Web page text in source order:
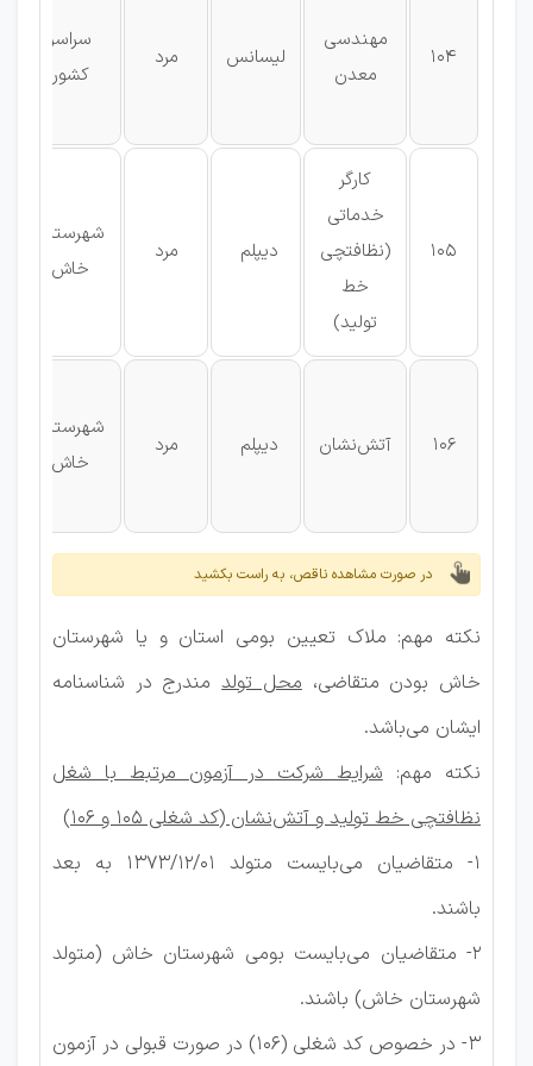
104
مهندسی
معدن
لیسانس مرد
سراسر
کشور
105
کارگر
خدماتی
(نظافتچی
خط
تولید)
دیپلم مرد
شهرستان
خاش
106 آتش‌نشان دیپلم مرد
شهرستان
خاش
در صورت مشاهده ناقص، به راست بکشید
نکته مهم: ملاک تعیین بومی استان و یا شهرستان
خاش بودن متقاضی،محل تولدمندرج در شناسنامه
ایشان می‌باشد.
نکته مهم:شرایط شرکت در آزمون مرتبط با شغل
نظافتچی خط تولید و آتش‌نشان (کد شغلی 105 و 106)
1- متقاضیان می‌بایست متولد 1373/12/01 به بعد
باشند.
2- متقاضیان می‌بایست بومی شهرستان خاش (متولد
شهرستان خاش) باشند.
3- در خصوص کد شغلی (106) در صورت قبولی در آزمون